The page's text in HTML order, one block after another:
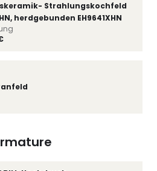
Strahlungskochfeld
herdgebunden EH9641XHN